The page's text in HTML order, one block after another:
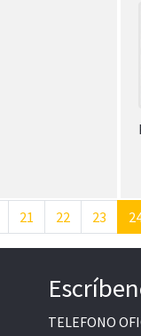
21 22 23
TELEFONO